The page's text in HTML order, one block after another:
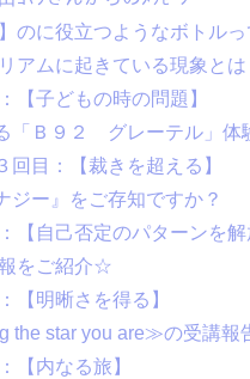
のに役立つようなボトルっ
アムに起きている現象とは
【子どもの時の問題】
「Ｂ９２ グレーテル」体
目：【裁きを超える】
ジー』をご存知ですか？
【自己否定のパターンを解
をご紹介☆
【明晰さを得る】
the star you are≫の受講報
【内なる旅】